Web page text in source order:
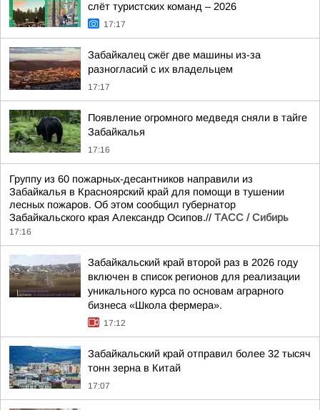
слёт туристских команд – 2026
17:17
Забайкалец сжёг две машины из-за
разногласий с их владельцем
17:17
Появление огромного медведя сняли в тайге
Забайкалья
17:16
Группу из 60 пожарных-десантников направили из
Забайкалья в Красноярский край для помощи в тушении
лесных пожаров. Об этом сообщил губернатор
Забайкальского края Александр Осипов.// ТАСС / Сибирь
17:16
Забайкальский край второй раз в 2026 году
включен в список регионов для реализации
уникального курса по основам аграрного
бизнеса «Школа фермера».
17:12
Забайкальский край отправил более 32 тысяч
тонн зерна в Китай
17:07